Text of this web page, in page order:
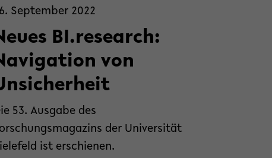
September 2022
BI.research:
von
53. Ausgabe des
der Universität
ist erschienen.